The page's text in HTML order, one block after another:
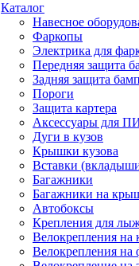
Каталог
Навесное
Фаркопы
Электрика для
Передняя защита
Задняя защита
Пороги
Защита картера
Аксессуары для
Дуги в кузов
Крышки кузова
Вставки
Багажники
Багажники на
Автобоксы
Крепления для
Велокрепления
Велокрепления на